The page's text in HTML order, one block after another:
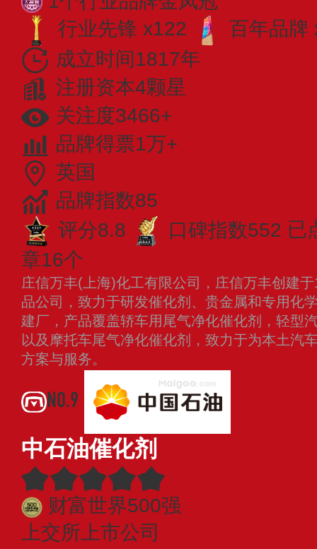
行业先锋 x122
百年品牌
成立时间1817年
注册资本4颗星
关注度3466+
品牌得票1万+
英国
品牌指数85
评分8.8
口碑指数552 已
章16个
庄信万丰(上海)化工有限公司，庄信万丰创建
品公司，致力于研发催化剂、贵金属和专用化
建厂，产品覆盖轿车用尾气净化催化剂，轻型
以及摩托车尾气净化催化剂，致力于为本土汽
方案与服务。
NO.9
中石油催化剂
财富世界500强
上交所上市公司